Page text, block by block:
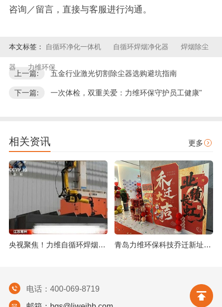
咨询／留言，直接与客服进行沟通。
本文标签： 自循环净化一体机 自循环焊烟净化器 焊烟除尘
器 力维环保
上一篇: 五金行业激光切割除尘器选购避坑指南
下一篇: 一次体检，双重关爱：力维环保守护员工健康"
相关资讯 更多
央视聚焦！力维自循环焊烟净化器助力变压器巨头打造绿色智造新标杆 青岛力维环保科技乔迁新址：启航绿色发展新征程
电话：400-069-8719